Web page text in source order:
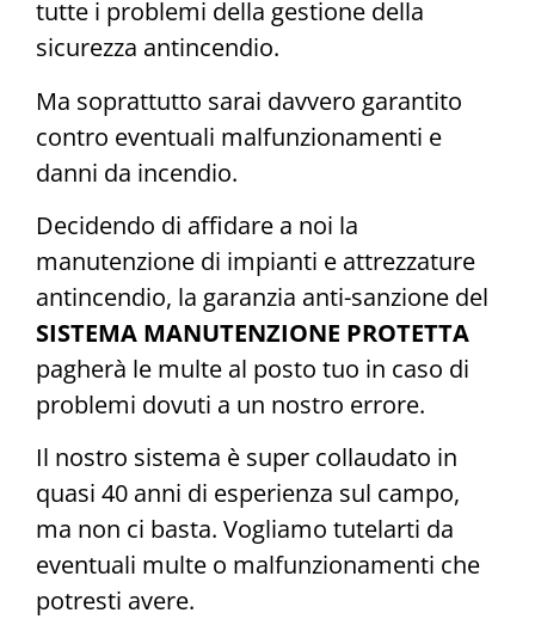
tutte i problemi della gestione della
sicurezza antincendio.
Ma soprattutto sarai davvero garantito
contro eventuali malfunzionamenti e
danni da incendio.
Decidendo di affidare a noi la
manutenzione di impianti e attrezzature
antincendio, la garanzia anti-sanzione del
SISTEMA MANUTENZIONE PROTETTA
pagherà le multe al posto tuo in caso di
problemi dovuti a un nostro errore.
Il nostro sistema è super collaudato in
quasi 40 anni di esperienza sul campo,
ma non ci basta. Vogliamo tutelarti da
eventuali multe o malfunzionamenti che
potresti avere.